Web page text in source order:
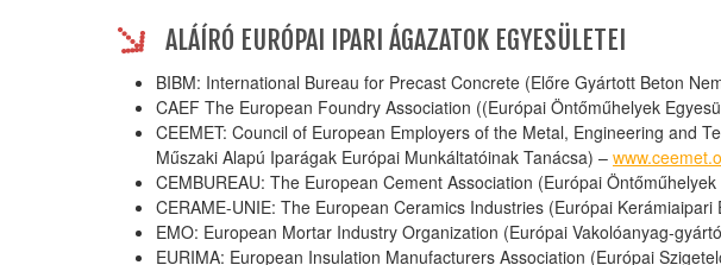
ALÁÍRÓ EURÓPAI IPARI ÁGAZATOK EGYESÜLETEI
BIBM: International Bureau for Precast Concrete (Előre Gyártott Beton
CAEF The European Foundry Association ((Európai Öntőműhelyek
CEEMET: Council of European Employers of the Metal, Engineering and
Műszaki Alapú Iparágak Európai Munkáltatóinak Tanácsa) –
CEMBUREAU: The European Cement Association (Európai
CERAME-UNIE: The European Ceramics Industries (Európai Kerámiaipari
EMO: European Mortar Industry Organization (Európai Vakolóanyag-
EURIMA: European Insulation Manufacturers Association (Európai